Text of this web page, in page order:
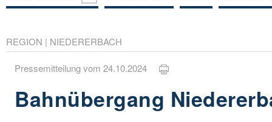
REGION | NIEDERERBACH
Pressemitteilung vom 24.10.2024
Bahnübergang